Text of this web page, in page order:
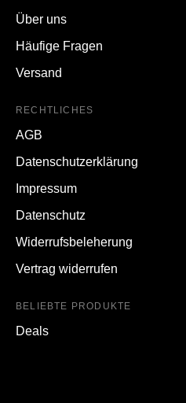
Über uns
Häufige Fragen
Versand
RECHTLICHES
AGB
Datenschutzerklärung
Impressum
Datenschutz
Widerrufsbeleherung
Vertrag widerrufen
BELIEBTE PRODUKTE
Deals